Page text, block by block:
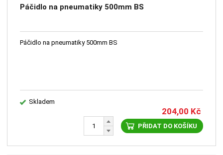
Páčidlo na pneumatiky 500mm BS
Páčidlo na pneumatiky 500mm BS
Skladem
204,00 Kč
PŘIDAT DO KOŠÍKU